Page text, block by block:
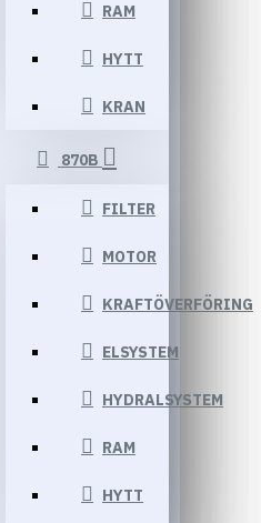
RAM
HYTT
KRAN
870B
FILTER
MOTOR
KRAFTÖVERFÖRING
ELSYSTEM
HYDRALSYSTEM
RAM
HYTT